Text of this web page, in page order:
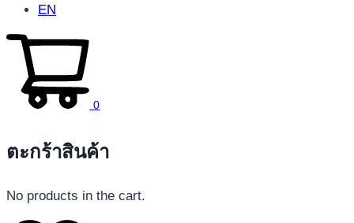
EN
0
ตะกร้าสินค้า
No products in the cart.